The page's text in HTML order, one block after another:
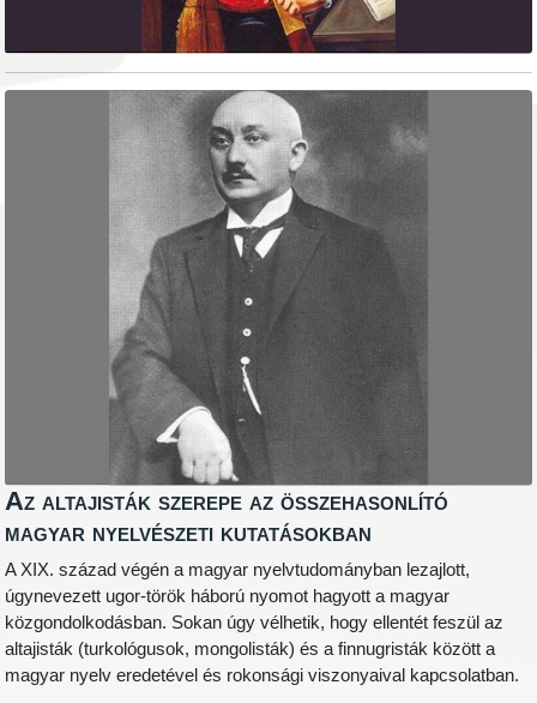
Az altajisták szerepe az összehasonlító
magyar nyelvészeti kutatásokban
A XIX. század végén a magyar nyelvtudományban lezajlott,
úgynevezett ugor-török háború nyomot hagyott a magyar
közgondolkodásban. Sokan úgy vélhetik, hogy ellentét feszül az
altajisták (turkológusok, mongolisták) és a finnugristák között a
magyar nyelv eredetével és rokonsági viszonyaival kapcsolatban.